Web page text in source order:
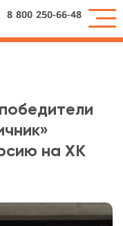
8 800 250-66-48
на ХК